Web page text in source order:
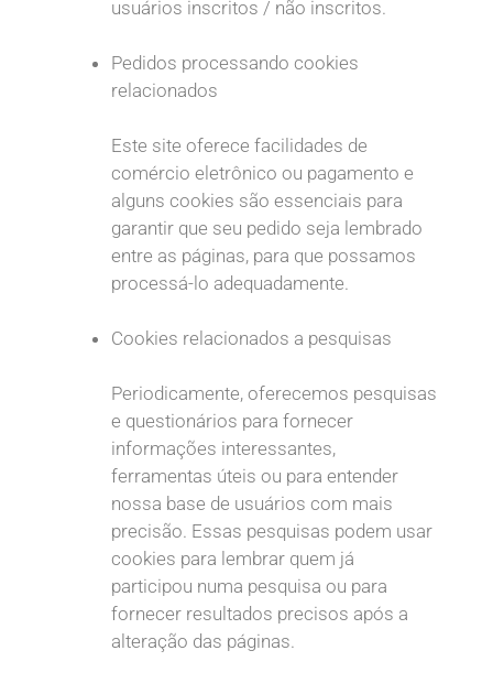
usuários inscritos / não inscritos.
Pedidos processando cookies
relacionados
Este site oferece facilidades de
comércio eletrônico ou pagamento e
alguns cookies são essenciais para
garantir que seu pedido seja lembrado
entre as páginas, para que possamos
processá-lo adequadamente.
Cookies relacionados a pesquisas
Periodicamente, oferecemos pesquisas
e questionários para fornecer
informações interessantes,
ferramentas úteis ou para entender
nossa base de usuários com mais
precisão. Essas pesquisas podem usar
cookies para lembrar quem já
participou numa pesquisa ou para
fornecer resultados precisos após a
alteração das páginas.